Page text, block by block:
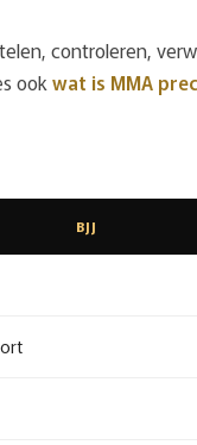
controleren,
ookwat is MMA
BJJ